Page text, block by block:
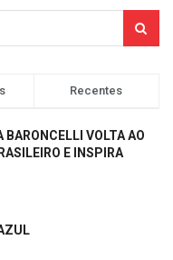
Recentes
VOLTA AO
E INSPIRA